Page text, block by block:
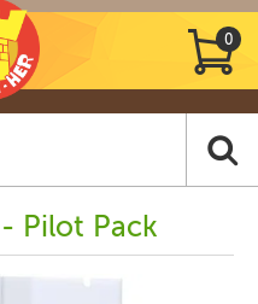
0
Pilot Pack